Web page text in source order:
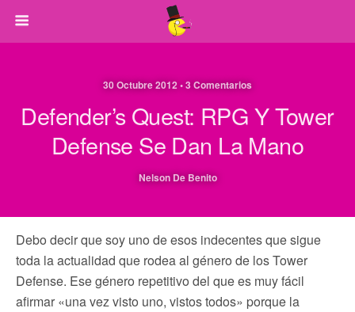
30 Octubre 2012 • 3 Comentarios
Defender’s Quest: RPG Y Tower
Defense Se Dan La Mano
Nelson De Benito
Debo decir que soy uno de esos indecentes que sigue
toda la actualidad que rodea al género de los Tower
Defense. Ese género repetitivo del que es muy fácil
afirmar «una vez visto uno, vistos todos» porque la